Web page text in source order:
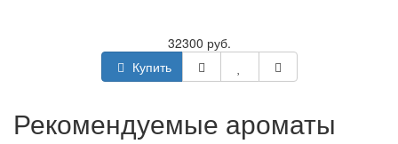
32300 руб.
Купить
Рекомендуемые ароматы